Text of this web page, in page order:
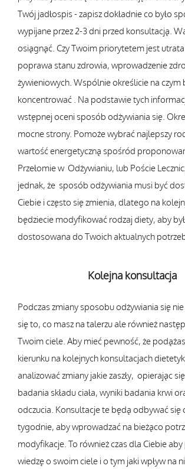
Twój jadłospis - zapisz dokładnie co było
wypijane przez 2-3 dni przed konsultacją.
osiągnąć. Czy Twoim priorytetem jest
poprawa stanu zdrowia, wprowadzenie
żywieniowych. Wspólnie określicie na czym
koncentrować . Na podstawie tych
wstępnej oceni sposób odżywiania się.
mocne strony. Pomoże wybrać najlepszy
wartość energetyczną spośród
Przełomie w Odżywianiu, lub Poście
jednak, że sposób odżywiania musi być
Ciebie i często się zmienia, dlatego na
będziecie modyfikować rodzaj diety, aby
dostosowana do Twoich aktualnych
Kolejna konsultacja
Podczas zmiany sposobu odżywiania się
się to, co masz na talerzu ale również
Twoim ciele. Aby mieć pewność, że
kierunku na kolejnych konsultacjach
analizować zmiany jakie zaszły, opierając
badania składu ciała, wyniki badania krwi
odczucia. Konsultacje te będą odbywać się
tygodnie, aby wprowadzać na bieżąco
modyfikacje. To również czas dla Ciebie
wiedzę o swoim ciele i o tym jaki wpływ na